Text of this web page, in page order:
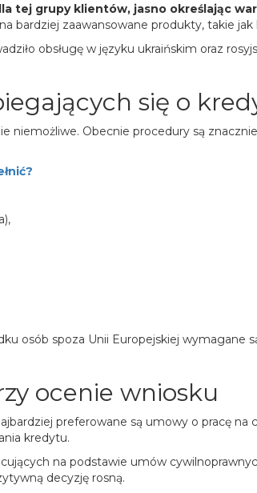
tej grupy klientów, jasno określając
bardziej zaawansowane produkty, takie
obsługę w języku ukraińskim oraz
się o
Obecnie procedury są
osób spoza Unii Europejskiej
ocenie wniosku
preferowane są umowy o pracę
kredytu.
na podstawie umów
decyzję rosną.